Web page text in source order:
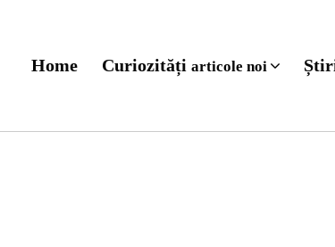
Home Curiozități articole noi